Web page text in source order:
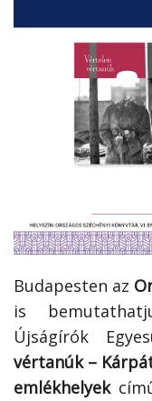
Budapesten az
is
Újságírók
vértanúk –
emlékhelyek